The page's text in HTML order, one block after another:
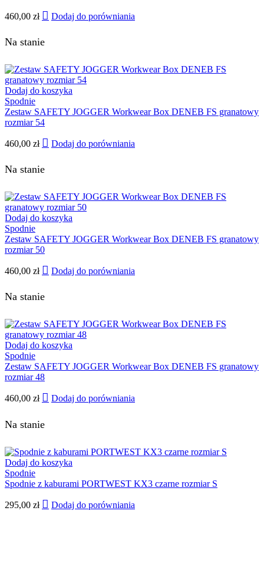
460,00 zł Dodaj do porówniania
Na stanie
Dodaj do koszyka
Spodnie
Zestaw SAFETY JOGGER Workwear Box DENEB FS granatowy
rozmiar 54
460,00 zł Dodaj do porówniania
Na stanie
Dodaj do koszyka
Spodnie
Zestaw SAFETY JOGGER Workwear Box DENEB FS granatowy
rozmiar 50
460,00 zł Dodaj do porówniania
Na stanie
Dodaj do koszyka
Spodnie
Zestaw SAFETY JOGGER Workwear Box DENEB FS granatowy
rozmiar 48
460,00 zł Dodaj do porówniania
Na stanie
Dodaj do koszyka
Spodnie
Spodnie z kaburami PORTWEST KX3 czarne rozmiar S
295,00 zł Dodaj do porówniania